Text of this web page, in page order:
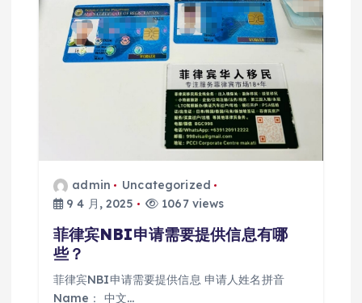
admin
Uncategorized
9 4 月, 2025
1067 views
菲律宾NBI申请需要提供信息有哪
些？
菲律宾NBI申请需要提供信息 申请人姓名拼音
Name： 中文…